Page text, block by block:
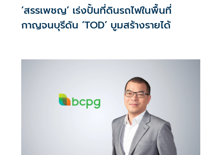
‘สรรเพชญ’ เร่งปั้นที่ดินรถไฟในพื้นที่
กาญจนบุรีดัน ‘TOD’ บูมสร้างรายได้